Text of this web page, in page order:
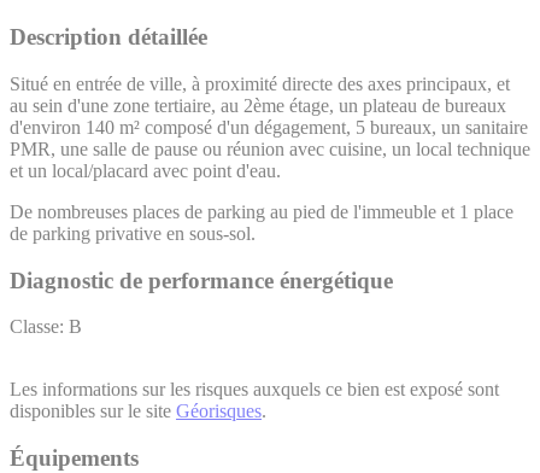
Description détaillée
Situé en entrée de ville, à proximité directe des axes principaux, et
au sein d'une zone tertiaire, au 2ème étage, un plateau de bureaux
d'environ 140 m² composé d'un dégagement, 5 bureaux, un sanitaire
PMR, une salle de pause ou réunion avec cuisine, un local technique
et un local/placard avec point d'eau.
De nombreuses places de parking au pied de l'immeuble et 1 place
de parking privative en sous-sol.
Diagnostic de performance énergétique
Classe: B
Les informations sur les risques auxquels ce bien est exposé sont
disponibles sur le site Géorisques.
Équipements